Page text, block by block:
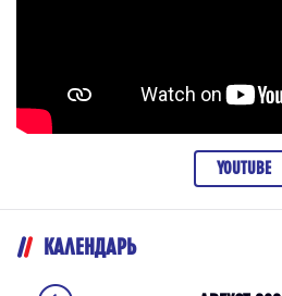
YOUTUBE
КАЛЕНДАРЬ